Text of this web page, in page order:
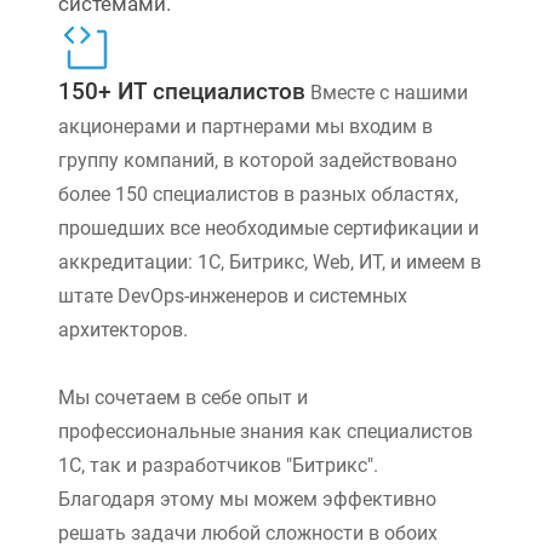
150+ ИТ специалистов Вместе с нашими
акционерами и партнерами мы входим в
группу компаний, в которой задействовано
более 150 специалистов в разных областях,
прошедших все необходимые сертификации и
аккредитации: 1С, Битрикс, Web, ИТ, и имеем в
штате DevOps-инженеров и системных
архитекторов.
Мы сочетаем в себе опыт и
профессиональные знания как специалистов
1С, так и разработчиков "Битрикс".
Благодаря этому мы можем эффективно
решать задачи любой сложности в обоих